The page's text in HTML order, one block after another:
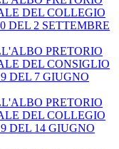
DEL COLLEGIO
DEL 2 SETTEMBRE
PRETORIO
DEL CONSIGLIO
DEL 7 GIUGNO
PRETORIO
DEL COLLEGIO
DEL 14 GIUGNO